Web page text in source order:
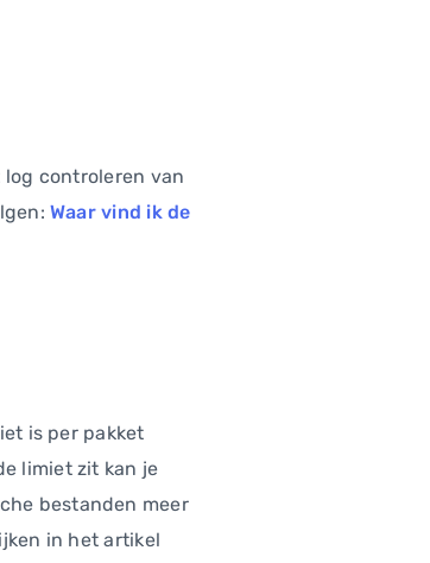
controleren van
Waar vind ik de
is per pakket
limiet zit kan je
bestanden meer
in het artikel